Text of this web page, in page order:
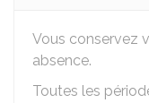
Vous conservez
absence.
Toutes les